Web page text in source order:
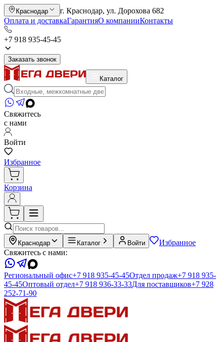
Краснодар
г. Краснодар, ул. Дорохова 682
Оплата и доставкаГарантияО компанииКонтакты
+7 918 935-45-45
Заказать звонок
Каталог
Свяжитесь
с нами
Войти
Избранное
Корзина
Краснодар Каталог Войти
Избранное
Свяжитесь с нами:
Региональный офис+7 918 935-45-45Отдел продаж+7 918 935-
45-45Оптовый отдел+7 918 936-33-33Для поставщиков+7 928
252-71-90